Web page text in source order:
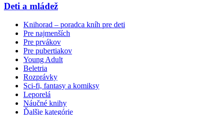
Deti a mládež
Knihorad – poradca kníh pre deti
Pre najmenších
Pre prvákov
Pre pubertiakov
Young Adult
Beletria
Rozprávky
Sci-fi, fantasy a komiksy
Leporelá
Náučné knihy
Ďalšie kategórie